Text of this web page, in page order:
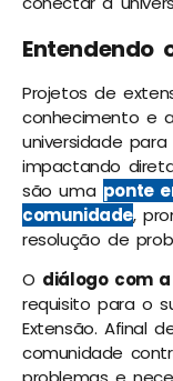
Entendendo
Projetos de
conhecimento e
universidade
impactando
são uma ponte
comunidade,
resolução de
O diálogo com
requisito para o
Extensão. Afinal
comunidade